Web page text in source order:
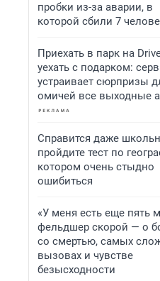
пробки из-за аварии, в
которой сбили 7
Приехать в парк на
уехать с подарком:
устраивает сюрпризы
омичей все выходные
Справится даже
пройдите тест по
котором очень стыдно
ошибиться
«У меня есть еще пять
фельдшер скорой — о
со смертью, самых
вызовах и чувстве
безысходности